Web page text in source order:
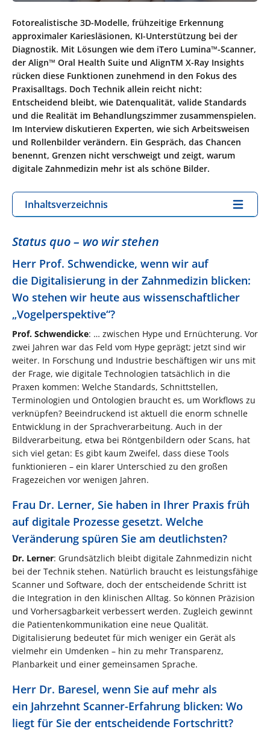
Fotorealistische 3D-Modelle, frühzeitige Erkennung
approximaler Kariesläsionen, KI-Unterstützung bei der
Diagnostik. Mit Lösungen wie dem iTero Lumina™-Scanner,
der Align™ Oral Health Suite und AlignTM X-Ray Insights
rücken diese Funktionen zunehmend in den Fokus des
Praxisalltags. Doch Technik allein reicht nicht:
Entscheidend bleibt, wie Datenqualität, valide Standards
und die Realität im Behandlungszimmer zusammenspielen.
Im Interview diskutieren Experten, wie sich Arbeitsweisen
und Rollenbilder verändern. Ein Gespräch, das Chancen
benennt, Grenzen nicht verschweigt und zeigt, warum
digitale Zahnmedizin mehr ist als schöne Bilder.
Inhaltsverzeichnis
Status quo – wo wir stehen
Herr Prof. Schwendicke, wenn wir auf
die Digitalisierung in der Zahnmedizin blicken:
Wo stehen wir heute aus wissenschaftlicher
„Vogelperspektive“?
Prof. Schwendicke: … zwischen Hype und Ernüchterung. Vor
zwei Jahren war das Feld vom Hype geprägt; jetzt sind wir
weiter. In Forschung und Industrie beschäftigen wir uns mit
der Frage, wie digitale Technologien tatsächlich in die
Praxen kommen: Welche Standards, Schnittstellen,
Terminologien und Ontologien braucht es, um Workflows zu
verknüpfen? Beeindruckend ist aktuell die enorm schnelle
Entwicklung in der Sprachverarbeitung. Auch in der
Bildverarbeitung, etwa bei Röntgenbildern oder Scans, hat
sich viel getan: Es gibt kaum Zweifel, dass diese Tools
funktionieren – ein klarer Unterschied zu den großen
Fragezeichen vor wenigen Jahren.
Frau Dr. Lerner, Sie haben in Ihrer Praxis früh
auf digitale Prozesse gesetzt. Welche
Veränderung spüren Sie am deutlichsten?
Dr. Lerner: Grundsätzlich bleibt digitale Zahnmedizin nicht
bei der Technik stehen. Natürlich braucht es leistungsfähige
Scanner und Software, doch der entscheidende Schritt ist
die Integration in den klinischen Alltag. So können Präzision
und Vorhersagbarkeit verbessert werden. Zugleich gewinnt
die Patientenkommunikation eine neue Qualität.
Digitalisierung bedeutet für mich weniger ein Gerät als
vielmehr ein Umdenken – hin zu mehr Transparenz,
Planbarkeit und einer gemeinsamen Sprache.
Herr Dr. Baresel, wenn Sie auf mehr als
ein Jahrzehnt Scanner-Erfahrung blicken: Wo
liegt für Sie der entscheidende Fortschritt?